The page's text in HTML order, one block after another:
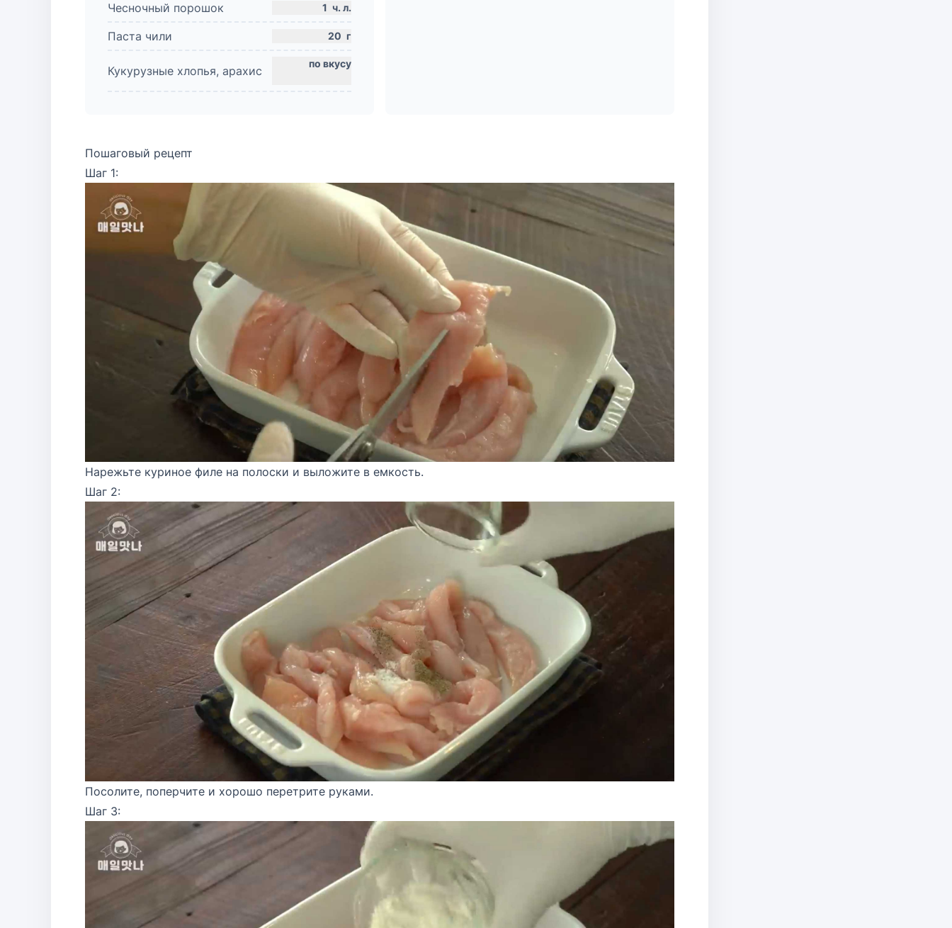
Чесночный порошок 1 ч. л.
Паста чили 20 г
Кукурузные хлопья, арахис
Пошаговый рецепт
Шаг 1:
Нарежьте куриное филе на полоски и выложите в емкость.
Шаг 2:
Посолите, поперчите и хорошо перетрите руками.
Шаг 3: